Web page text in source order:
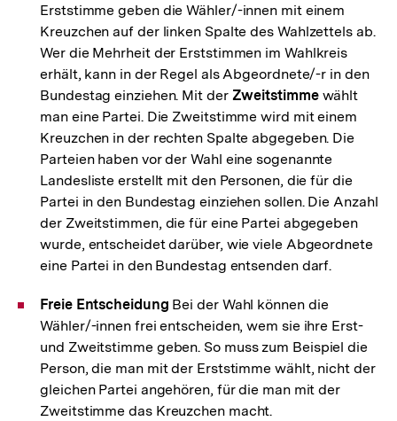
Erststimme geben die Wähler/-innen mit einem
Kreuzchen auf der linken Spalte des Wahlzettels ab.
Wer die Mehrheit der Erststimmen im Wahlkreis
erhält, kann in der Regel als Abgeordnete/-r in den
Bundestag einziehen. Mit der Zweitstimmewählt
man eine Partei. Die Zweitstimme wird mit einem
Kreuzchen in der rechten Spalte abgegeben. Die
Parteien haben vor der Wahl eine sogenannte
Landesliste erstellt mit den Personen, die für die
Partei in den Bundestag einziehen sollen. Die Anzahl
der Zweitstimmen, die für eine Partei abgegeben
wurde, entscheidet darüber, wie viele Abgeordnete
eine Partei in den Bundestag entsenden darf.
Freie Entscheidung Bei der Wahl können die
Wähler/-innen frei entscheiden, wem sie ihre Erst-
und Zweitstimme geben. So muss zum Beispiel die
Person, die man mit der Erststimme wählt, nicht der
gleichen Partei angehören, für die man mit der
Zweitstimme das Kreuzchen macht.